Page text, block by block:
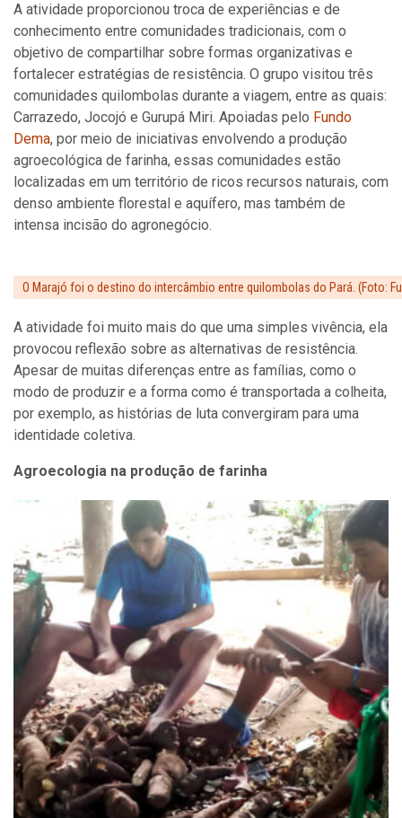
A atividade proporcionou troca de experiências e de
conhecimento entre comunidades tradicionais, com o
objetivo de compartilhar sobre formas organizativas e
fortalecer estratégias de resistência. O grupo visitou três
comunidades quilombolas durante a viagem, entre as quais:
Carrazedo, Jocojó e Gurupá Miri. Apoiadas pelo Fundo
Dema, por meio de iniciativas envolvendo a produção
agroecológica de farinha, essas comunidades estão
localizadas em um território de ricos recursos naturais, com
denso ambiente florestal e aquífero, mas também de
intensa incisão do agronegócio.
O Marajó foi o destino do intercâmbio entre quilombolas do Pará. (Foto:
A atividade foi muito mais do que uma simples vivência, ela
provocou reflexão sobre as alternativas de resistência.
Apesar de muitas diferenças entre as famílias, como o
modo de produzir e a forma como é transportada a colheita,
por exemplo, as histórias de luta convergiram para uma
identidade coletiva.
Agroecologia na produção de farinha